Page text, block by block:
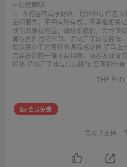
© 版权声明
1、本内容转载于网络，版权归原作者
空间服务，不拥有所有权，不承担相关
到你的版权利益，请联系我们，会尽快
源仅供测试和学习，请勿用于非法操作
如遇到充值付费环节课程或软件 请马上
需要投资的一律不要相信，访客发现请
揭秘 请勿用于非法违规操作 否则和作者
THE END
会员免费
喜欢就支持一